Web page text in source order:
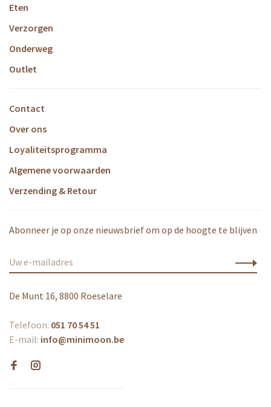
Eten
Verzorgen
Onderweg
Outlet
Contact
Over ons
Loyaliteitsprogramma
Algemene voorwaarden
Verzending & Retour
Abonneer je op onze nieuwsbrief om op de hoogte te blijven
De Munt 16, 8800 Roeselare
Telefoon: 051 70 54 51
E-mail: info@minimoon.be